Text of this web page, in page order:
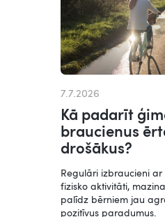
7.7.2026
Kā padarīt
braucienus
drošākus?
Regulāri izbraucieni
fizisko aktivitāti,
palīdz bērniem jau
pozitīvus paradumus.